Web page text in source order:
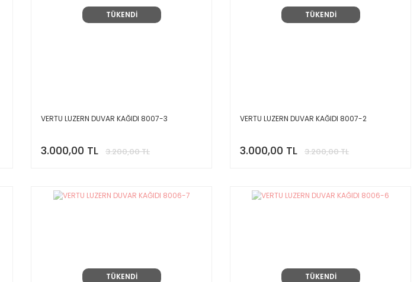
TÜKENDİ
VERTU LUZERN DUVAR KAĞIDI 8007-3
3.000,00 TL 3.200,00 TL
TÜKENDİ
VERTU LUZERN DUVAR KAĞIDI 8007-2
3.000,00 TL 3.200,00 TL
TÜKENDİ TÜKENDİ